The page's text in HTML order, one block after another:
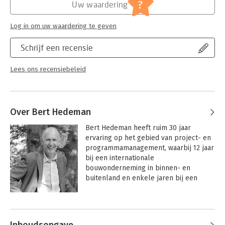
Schrijf een recensie
Lees ons recensiebeleid
Uw waardering ?
Log in om uw waardering te geven
Over Bert Hedeman
Bert Hedeman heeft ruim 30 jaar
ervaring op het gebied van project- en
programmamanagement, waarbij 12 jaar
bij een internationale
bouwonderneming in binnen- en
buitenland en enkele jaren bij een
aan de universiteit als hoofddocent in
Andere boeken door Bert Hedeman